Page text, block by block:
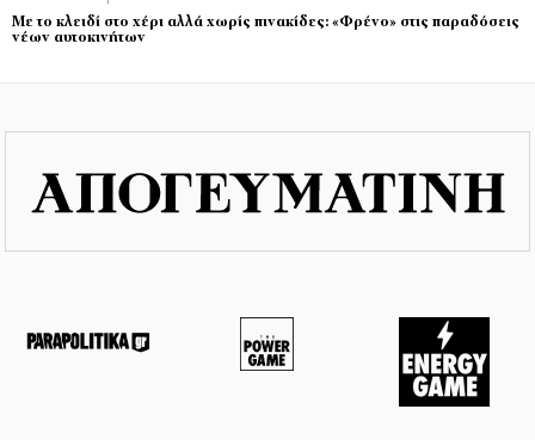
Με το κλειδί στο χέρι αλλά χωρίς πινακίδες: «Φρένο» στις παραδόσεις
νέων αυτοκινήτων